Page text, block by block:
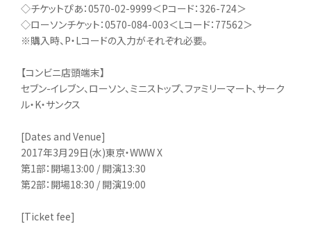
◇チケットぴあ：0570-02-9999＜Pコード：326-724＞
◇ローソンチケット：0570-084-003＜Lコード：77562＞
※購入時、P・Lコードの入力がそれぞれ必要。
【コンビニ店頭端末】
セブン-イレブン、ローソン、ミニストップ、ファミリーマート、サーク
ル・K・サンクス
[Dates and Venue]
2017年3月29日(水)東京・WWW X
第1部：開場13:00 / 開演13:30
第2部：開場18:30 / 開演19:00
[Ticket fee]